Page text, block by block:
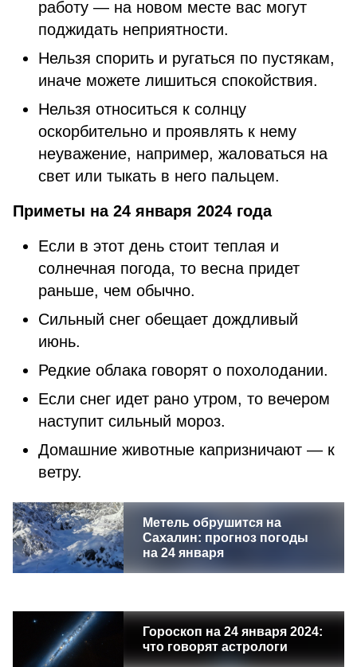
работу — на новом месте вас могут
поджидать неприятности.
Нельзя спорить и ругаться по пустякам,
иначе можете лишиться спокойствия.
Нельзя относиться к солнцу
оскорбительно и проявлять к нему
неуважение, например, жаловаться на
свет или тыкать в него пальцем.
Приметы на 24 января 2024 года
Если в этот день стоит теплая и
солнечная погода, то весна придет
раньше, чем обычно.
Сильный снег обещает дождливый
июнь.
Редкие облака говорят о похолодании.
Если снег идет рано утром, то вечером
наступит сильный мороз.
Домашние животные капризничают — к
ветру.
Метель обрушится на
Сахалин: прогноз погоды
на 24 января
Гороскоп на 24 января 2024:
что говорят астрологи